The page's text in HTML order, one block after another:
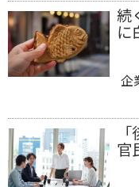
続
に
企
官